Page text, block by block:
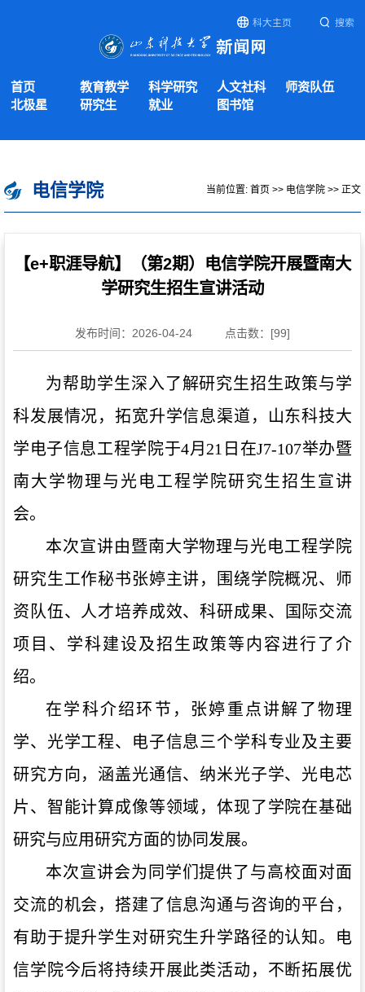
科大主页 搜索
首页 教育教学 科学研究 人文社科
师资队伍
北极星
研究生 就业 图书馆
电信学院 当前位置: 首页 >> 电信学院 >> 正文
【e+职涯导航】（第2期）电信学院开展暨南大
学研究生招生宣讲活动
发布时间：2026-04-24 点击数：[99]
为帮助学生深入了解研究生招生政策与学
科发展情况，拓宽升学信息渠道，山东科技大
学电子信息工程学院于4月21日在J7-107举办暨
南大学物理与光电工程学院研究生招生宣讲
会。
本次宣讲由暨南大学物理与光电工程学院
研究生工作秘书张婷主讲，围绕学院概况、 师
资队伍、人才培养成效、科研成果、
国际交流
项目、 学科建设及招生政策等内容进行了介
绍。
在学科介绍环节，张婷重点讲解了物理
学、光学工程、电子信息三个学科专业及主要
研究方向，涵盖光通信、纳米光子学、光电芯
片、智能计算成像等领域，体现了学院在基础
研究与应用研究方面的协同发展。
本次宣讲会为同学们提供了与高校面对面
交流的机会，搭建了信息沟通与咨询的平台，
有助于提升学生对研究生升学路径的认知。电
信学院今后将持续开展此类活动，不断拓展优